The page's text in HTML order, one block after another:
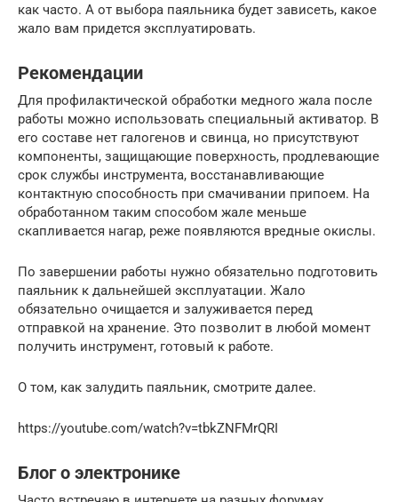
как часто. А от выбора паяльника будет зависеть, какое
жало вам придется эксплуатировать.
Рекомендации
Для профилактической обработки медного жала после
работы можно использовать специальный активатор. В
его составе нет галогенов и свинца, но присутствуют
компоненты, защищающие поверхность, продлевающие
срок службы инструмента, восстанавливающие
контактную способность при смачивании припоем. На
обработанном таким способом жале меньше
скапливается нагар, реже появляются вредные окислы.
По завершении работы нужно обязательно подготовить
паяльник к дальнейшей эксплуатации. Жало
обязательно очищается и залуживается перед
отправкой на хранение. Это позволит в любой момент
получить инструмент, готовый к работе.
О том, как залудить паяльник, смотрите далее.
https://youtube.com/watch?v=tbkZNFMrQRI
Блог о электронике